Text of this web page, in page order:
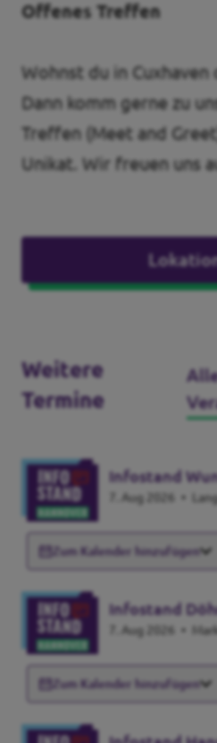
Transparenz
Datenschutz
Impressum
Kontakt
Offenes Treffen
Wohnst du in Cuxhaven
Dann komm gerne zu
Treffen (Meet and
Unikat. Wir freuen uns
Weitere
Termine
Infostand
7. Aug 2026 •
Zum Kalender hinzufügen
Infostand
7. Aug 2026 •
Zum Kalender hinzufügen